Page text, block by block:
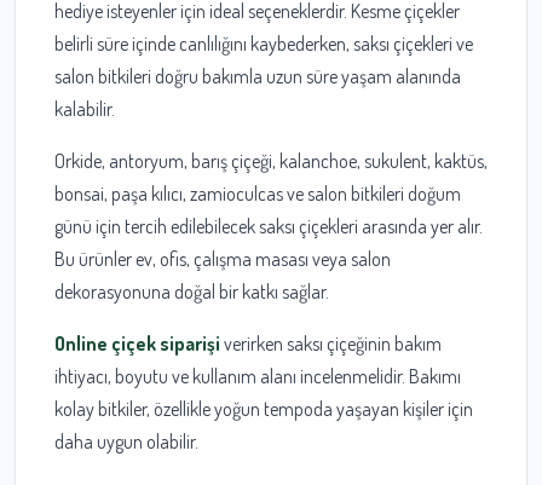
hediye isteyenler için ideal seçeneklerdir. Kesme çiçekler
belirli süre içinde canlılığını kaybederken, saksı çiçekleri ve
salon bitkileri doğru bakımla uzun süre yaşam alanında
kalabilir.
Orkide, antoryum, barış çiçeği, kalanchoe, sukulent, kaktüs,
bonsai, paşa kılıcı, zamioculcas ve salon bitkileri doğum
günü için tercih edilebilecek saksı çiçekleri arasında yer alır.
Bu ürünler ev, ofis, çalışma masası veya salon
dekorasyonuna doğal bir katkı sağlar.
Online çiçek siparişi verirken saksı çiçeğinin bakım
ihtiyacı, boyutu ve kullanım alanı incelenmelidir. Bakımı
kolay bitkiler, özellikle yoğun tempoda yaşayan kişiler için
daha uygun olabilir.